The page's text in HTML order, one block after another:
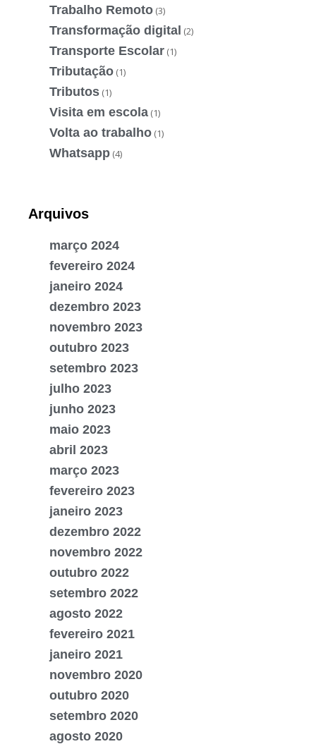
Trabalho Remoto (3)
Transformação digital (2)
Transporte Escolar (1)
Tributação (1)
Tributos (1)
Visita em escola (1)
Volta ao trabalho (1)
Whatsapp (4)
Arquivos
março 2024
fevereiro 2024
janeiro 2024
dezembro 2023
novembro 2023
outubro 2023
setembro 2023
julho 2023
junho 2023
maio 2023
abril 2023
março 2023
fevereiro 2023
janeiro 2023
dezembro 2022
novembro 2022
outubro 2022
setembro 2022
agosto 2022
fevereiro 2021
janeiro 2021
novembro 2020
outubro 2020
setembro 2020
agosto 2020